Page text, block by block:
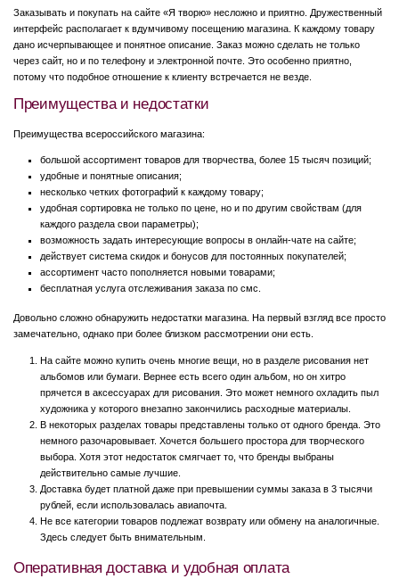
Заказывать и покупать на сайте «Я творю» несложно и приятно. Дружественный
интерфейс располагает к вдумчивому посещению магазина. К каждому товару
дано исчерпывающее и понятное описание. Заказ можно сделать не только
через сайт, но и по телефону и электронной почте. Это особенно приятно,
потому что подобное отношение к клиенту встречается не везде.
Преимущества и недостатки
Преимущества всероссийского магазина:
большой ассортимент товаров для творчества, более 15 тысяч позиций;
удобные и понятные описания;
несколько четких фотографий к каждому товару;
удобная сортировка не только по цене, но и по другим свойствам (для
каждого раздела свои параметры);
возможность задать интересующие вопросы в онлайн-чате на сайте;
действует система скидок и бонусов для постоянных покупателей;
ассортимент часто пополняется новыми товарами;
бесплатная услуга отслеживания заказа по смс.
Довольно сложно обнаружить недостатки магазина. На первый взгляд все просто
замечательно, однако при более близком рассмотрении они есть.
На сайте можно купить очень многие вещи, но в разделе рисования нет
альбомов или бумаги. Вернее есть всего один альбом, но он хитро
прячется в аксессуарах для рисования. Это может немного охладить пыл
художника у которого внезапно закончились расходные материалы.
В некоторых разделах товары представлены только от одного бренда. Это
немного разочаровывает. Хочется большего простора для творческого
выбора. Хотя этот недостаток смягчает то, что бренды выбраны
действительно самые лучшие.
Доставка будет платной даже при превышении суммы заказа в 3 тысячи
рублей, если использовалась авиапочта.
Не все категории товаров подлежат возврату или обмену на аналогичные.
Здесь следует быть внимательным.
Оперативная доставка и удобная оплата